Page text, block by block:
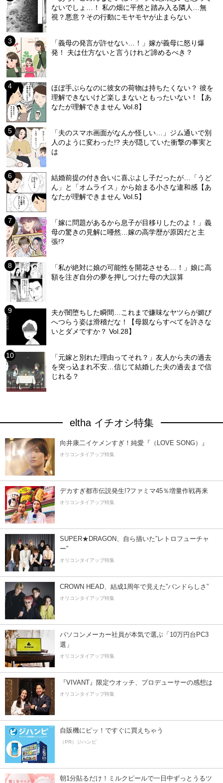
ないでしょ…！ 私の畑に平然と踏み入る隣人…無
視？悪意？その行動にモヤモヤが止まらない
「義母の発言が許せない…！」嫁が義母に怒り爆
発！ 夫は仕方ないと言うけれど諦めるべき？
ほぼ手ぶらなのに彼女の荷物は持ちたくない？ 彼を
理解できないけど楽しまないともったいない！【あ
なたが理解できません Vol.8】
「夫のスマホ画面がなんか怪しい…」ジム通いで別
人のように変わった!? 夫が隠していた衝撃の事実と
は
結婚前提の付き合いに喜ぶよし子だったが…「うど
ん」と「オムライス」から始まる小さな違和感【あ
なたが理解できません Vol.5】
「嫁に問題があるから息子が目移りしたのよ！」義
母の驚きの見解に唖然…嫁の高学歴が原因だと主
張!?
「私が絶対に娘の可能性を開花させる…！」娘に高
額を注ぎ自分の夢を押しつけた母の大誤算
夫が闇堕ちした瞬間…これまで嫌味なヤツらが媚び
へつらう姿は滑稽だな！【母親ならすべてを許さな
いとダメですか？ Vol.28】
「元嫁と別れた理由ってそれ？」友人から夫の過去
を突っ込まれ不安…信じて結婚した夫の過去まで信
じれる？
eltha イチオシ特集
向井康二イケメンすぎ！純愛『（LOVE SONG）』
オリコンタイアップ特集
デカすぎ都市伝説発生!?ファミマ45％増量作戦再来
オリコンタイアップ特集
SUPER★DRAGON、自ら描いた”レトロフューチャ
ー”
オリコンタイアップ特集
CROWN HEAD、結成1周年で見えた”バンドらしさ”
オリコンタイアップ特集
パソコンメーカー社員が本気で選ぶ「10万円台PC3
選」
オリコンタイアップ特集
『VIVANT』限定ウオッチ、プロデューサーの感想は
オリコンタイアップ特集
自販機にピッ！ですぐに買えちゃう
（PR）ジハンピ
朝1分貼るだけ！ミルクピールで一日中ずっとうるツ